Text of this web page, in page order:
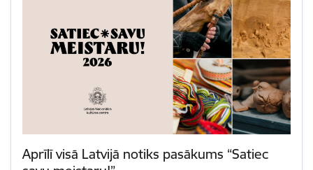
Aprīlī visā Latvijā notiks pasākums “Satiec